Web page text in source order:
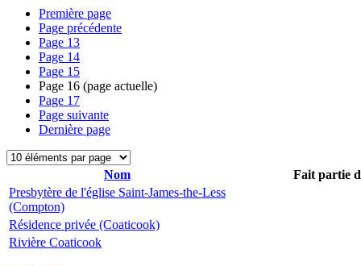
Première page
Page précédente
Page 13
Page 14
Page 15
Page 16 (page actuelle)
Page 17
Page suivante
Dernière page
Nom
Fait partie
Presbytère de l'église Saint-James-the-Less
(Compton)
Résidence privée (Coaticook)
Rivière Coaticook